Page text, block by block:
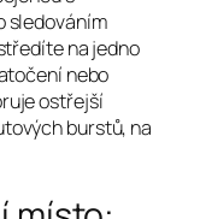
sledováním
na jedno
nebo
ostřejší
burstů, na